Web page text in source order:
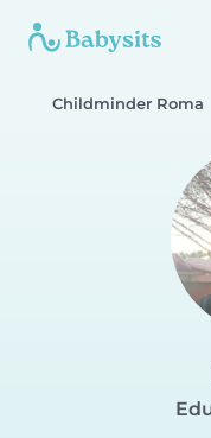
Childminder Roma